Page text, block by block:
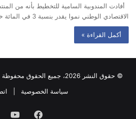
أفادت المندوبية السامية للتخطيط بأنه من
الاقتصادي الوطني نموا يقدر بنسبة 3 في المائة خلال…
أكمل القراءة »
© حقوق النشر 2026، جميع الحقوق محفوظة |
سياسة الخصوصية
فيسبوك